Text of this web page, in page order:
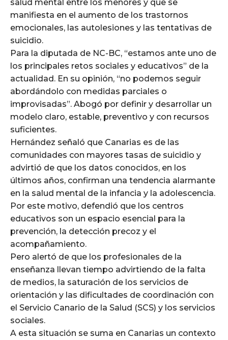
salud mental entre los menores y que se
manifiesta en el aumento de los trastornos
emocionales, las autolesiones y las tentativas de
suicidio.
Para la diputada de NC-BC, “estamos ante uno de
los principales retos sociales y educativos” de la
actualidad. En su opinión, “no podemos seguir
abordándolo con medidas parciales o
improvisadas”. Abogó por definir y desarrollar un
modelo claro, estable, preventivo y con recursos
suficientes.
Hernández señaló que Canarias es de las
comunidades con mayores tasas de suicidio y
advirtió de que los datos conocidos, en los
últimos años, confirman una tendencia alarmante
en la salud mental de la infancia y la adolescencia.
Por este motivo, defendió que los centros
educativos son un espacio esencial para la
prevención, la detección precoz y el
acompañamiento.
Pero alertó de que los profesionales de la
enseñanza llevan tiempo advirtiendo de la falta
de medios, la saturación de los servicios de
orientación y las dificultades de coordinación con
el Servicio Canario de la Salud (SCS) y los servicios
sociales.
A esta situación se suma en Canarias un contexto